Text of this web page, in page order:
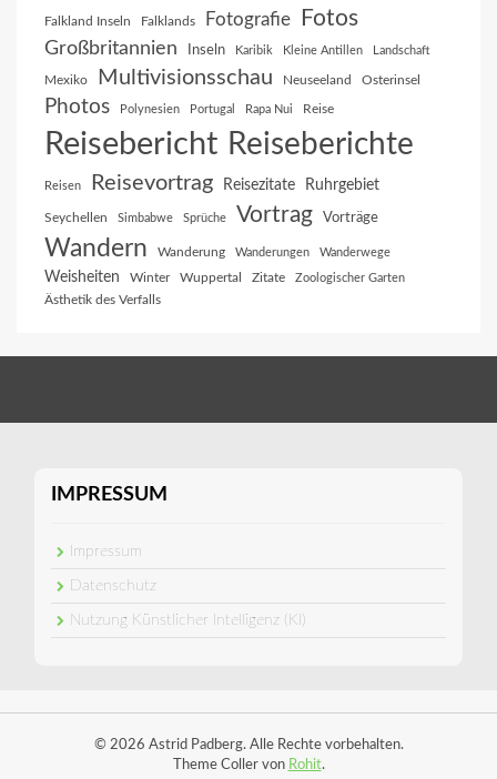
Falkland Inseln Falklands Fotografie Fotos
Großbritannien Inseln Karibik Kleine Antillen Landschaft
Mexiko Multivisionsschau Neuseeland Osterinsel
Photos Polynesien Portugal Rapa Nui Reise
Reisebericht Reiseberichte
Reisen Reisevortrag Reisezitate Ruhrgebiet
Seychellen Simbabwe Sprüche Vortrag Vorträge
Wandern Wanderung Wanderungen Wanderwege
Weisheiten Winter Wuppertal Zitate Zoologischer Garten
Ästhetik des Verfalls
IMPRESSUM
Impressum
Datenschutz
Nutzung Künstlicher Intelligenz (KI)
© 2026 Astrid Padberg. Alle Rechte vorbehalten.
Theme Coller von Rohit.